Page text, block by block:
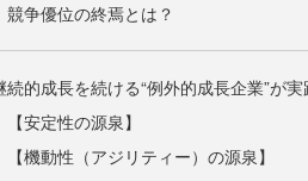
競争優位の終焉とは？
続的成長を続ける“例外的成長企業”が
【安定性の源泉】
【機動性（アジリティー）の源泉】